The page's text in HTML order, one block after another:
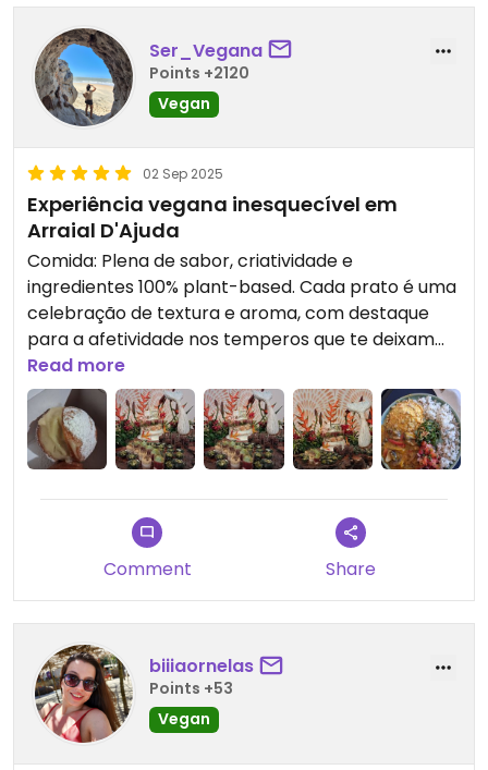
Ser_Vegana
Points +2120
Vegan
02 Sep 2025
Experiência vegana inesquecível em
Arraial D'Ajuda
Comida: Plena de sabor, criatividade e
ingredientes 100% plant-based. Cada prato é uma
celebração de textura e aroma, com destaque
para a afetividade nos temperos que te deixam
querendo crescer a refeição na memória.
Apresentação: Pratos lindamente empratados,
cores vibrantes e toque artesanal que reforçam a
essência da alimentação com elegância.
Atendimento: Equipe atenciosa, simpática e
knowledgeável sobre cada ingrediente e
processo, fazendo você se sentir em casa desde a
chegada.
Experiência: Espaço acolhedor, com clima que
casa bem entre simplicidade e sofisticação,
proporcionando uma experiência gastronômica
imersiva.
Read more
Comment Share
biiiaornelas
Points +53
Vegan